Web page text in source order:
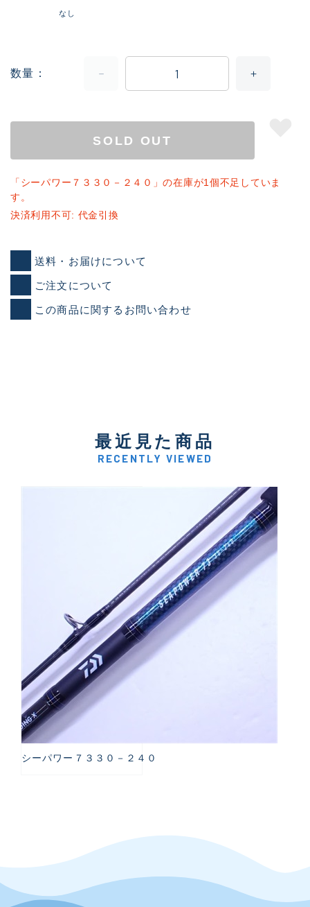
なし
数量
SOLD OUT
「シーパワー７３３０－２４０」の在庫が1個不足していま
す。
決済利用不可: 代金引換
送料・お届けについて
ご注文について
この商品に関するお問い合わせ
最近見た商品
RECENTLY VIEWED
シーパワー７３３０－２４０